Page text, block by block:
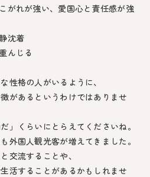
がれが強い、愛国心と責任感が強
沈着
んじる
性格の人がいるように、
があるというわけではありませ
」くらいにとらえてくださいね。
外国人観光客が増えてきました。
交流することや、
活することがあるかもしれませ